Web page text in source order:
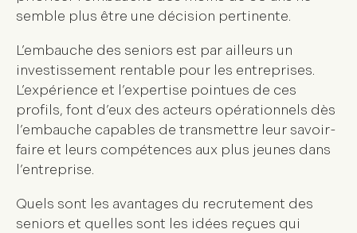
semble plus être une décision pertinente.
L’embauche des seniors est par ailleurs un
investissement rentable pour les entreprises.
L’expérience et l’expertise pointues de ces
profils, font d’eux des acteurs opérationnels dès
l’embauche capables de transmettre leur savoir-
faire et leurs compétences aux plus jeunes dans
l’entreprise.
Quels sont les avantages du recrutement des
seniors et quelles sont les idées reçues qui